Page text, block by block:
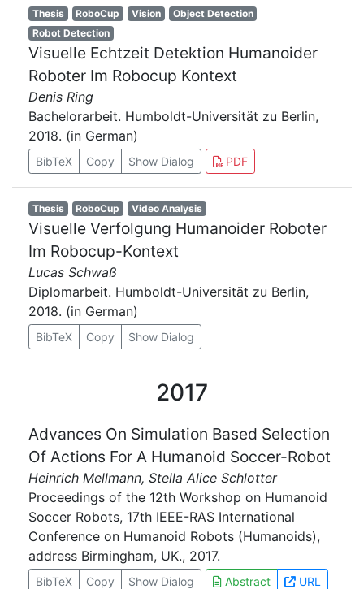
Thesis RoboCup Vision
Object Detection
Robot Detection
Visuelle Echtzeit Detektion Humanoider
Roboter Im Robocup Kontext
Denis Ring
Bachelorarbeit. Humboldt-Universität zu Berlin,
2018. (in German)
BibTeX Copy Show Dialog PDF
Thesis RoboCup Video Analysis
Visuelle Verfolgung Humanoider Roboter
Im Robocup-Kontext
Lucas Schwaß
Diplomarbeit. Humboldt-Universität zu Berlin,
2018. (in German)
BibTeX Copy Show Dialog
2017
Advances On Simulation Based Selection
Of Actions For A Humanoid Soccer-Robot
Heinrich Mellmann, Stella Alice Schlotter
Proceedings of the 12th Workshop on Humanoid
Soccer Robots, 17th IEEE-RAS International
Conference on Humanoid Robots (Humanoids),
address Birmingham, UK., 2017.
BibTeX Copy Show Dialog Abstract URL